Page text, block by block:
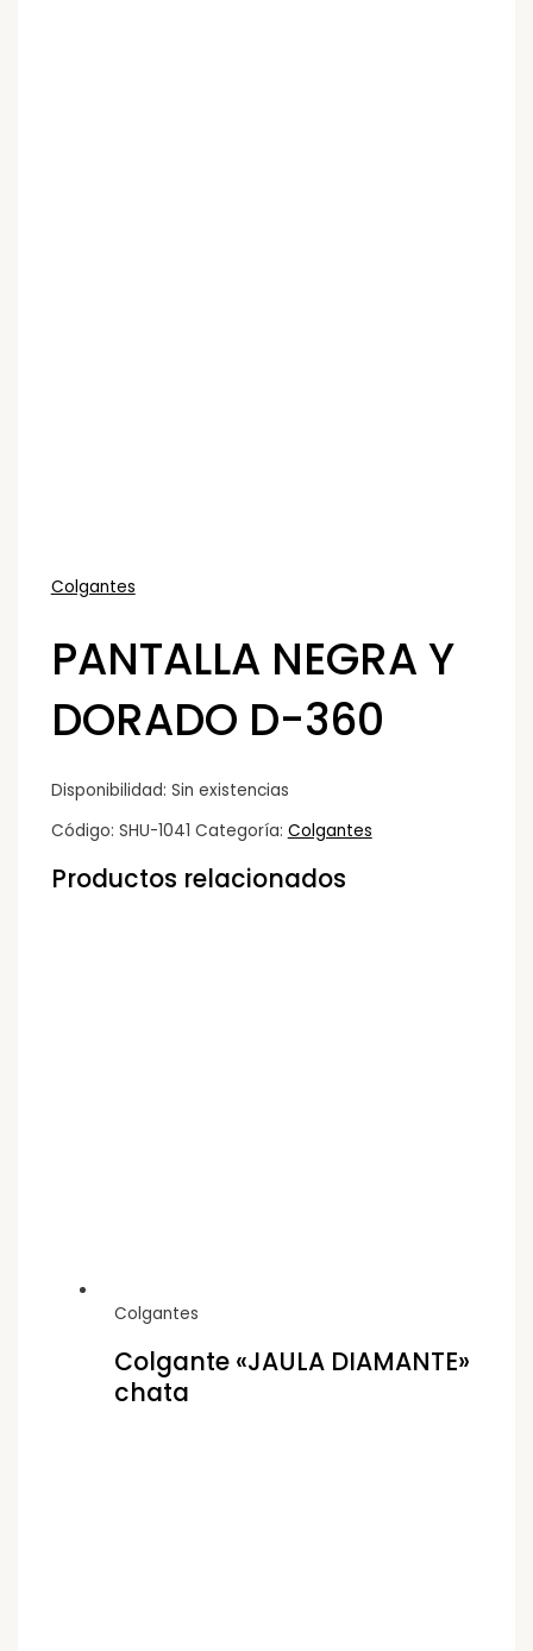
Colgantes
PANTALLA NEGRA Y
DORADO D-360
Disponibilidad: Sin existencias
Código: SHU-1041 Categoría: Colgantes
Productos relacionados
Colgantes
Colgante «JAULA DIAMANTE»
chata